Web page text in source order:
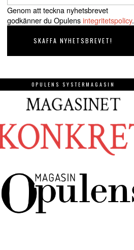
Genom att teckna nyhetsbrevet
godkänner du Opulensintegritetspolicy.
OPULENS SYSTERMAGASIN